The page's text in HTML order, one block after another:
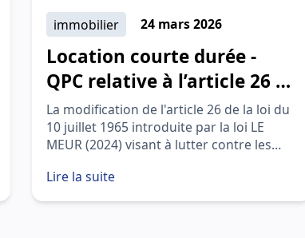
immobilier 24 mars 2026
Location courte durée -
QPC relative à l’article 26 de
la loi du 10 juillet 1965
La modification de l'article 26 de la loi du
10 juillet 1965 introduite par la loi LE
MEUR (2024) visant à lutter contre les
est-elle constitutionnelle?
Lire la suite